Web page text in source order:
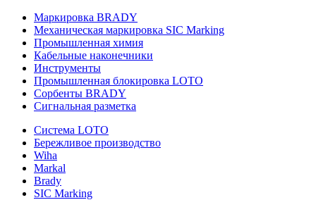
Маркировка BRADY
Механическая маркировка SIC Marking
Промышленная химия
Кабельные наконечники
Инструменты
Промышленная блокировка LOTO
Сорбенты BRADY
Сигнальная разметка
Система LOTO
Бережливое производство
Wiha
Markal
Brady
SIC Marking